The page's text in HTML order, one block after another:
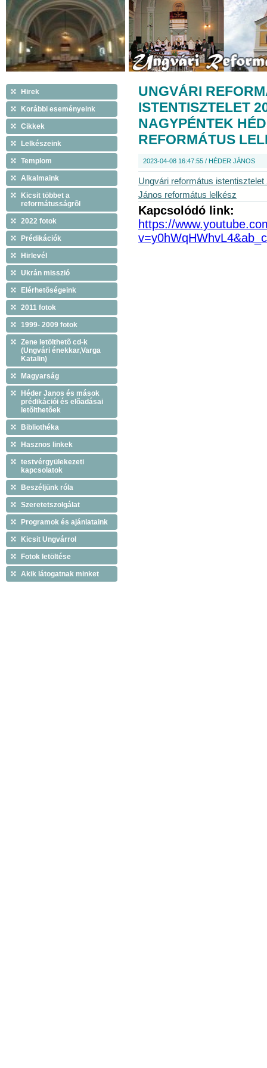
Hirek
Korábbi eseményeink
Cikkek
Lelkészeink
Templom
Alkalmaink
Kicsit többet a
reformátusságrõl
2022 fotok
Prédikációk
Hirlevél
Ukrán misszió
Elérhetõségeink
2011 fotok
1999- 2009 fotok
Zene letölthetõ cd-k
(Ungvári énekkar,Varga
Katalin)
Magyarság
Héder Janos és mások
prédikációi és elõadásai
letõlthetõek
Bibliothéka
Hasznos linkek
testvérgyülekezeti
kapcsolatok
Beszéljünk róla
Szeretetszolgálat
Programok és ajánlataink
Kicsit Ungvárrol
Fotok letöltése
Akik látogatnak minket
UNGVÁRI
ISTENTISZTELET
NAGYPÉNTEK
REFORMÁTUS
2023-04-08 16:47:55 / HÉDER JÁNOS
Ungvári református
János református lelkész
Kapcsolódó link:
https://